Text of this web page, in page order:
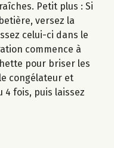
Petit plus : Si
versez la
celui-ci dans le
commence à
pour briser les
congélateur et
4 fois, puis laissez